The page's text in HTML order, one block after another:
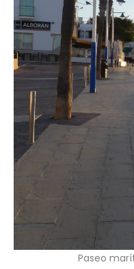
Paseo